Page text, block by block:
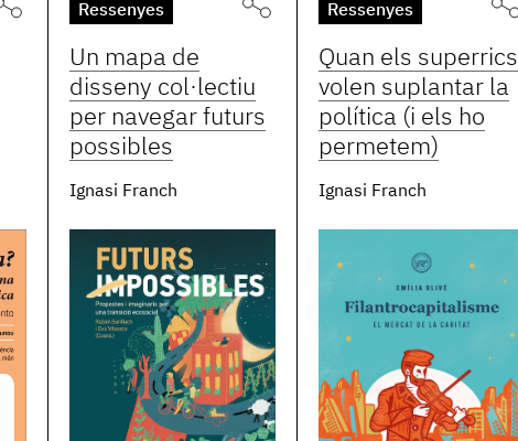
Ressenyes
Un mapa de
disseny col·lectiu
per navegar futurs
possibles
Ignasi Franch
Ressenyes
Quan els superrics
volen suplantar la
política (i els ho
permetem)
Ignasi Franch